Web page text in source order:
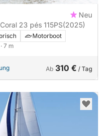
Neu
Motorboot Coral Coral 23 pés 115PS(2025)
Motorboot
· 7 m
Ab 310 € / Tag